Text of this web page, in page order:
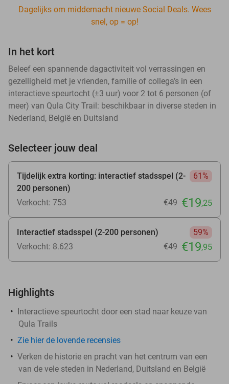
Dagelijks om middernacht nieuwe Social Deals. Wees
snel, op = op!
In het kort
Beleef een spannende dagactiviteit vol verrassingen en
gezelligheid met je vrienden, familie of collega’s in een
interactieve speurtocht (±3 uur) voor 2 tot 6 personen (of
meer) van Qula City Trail: beschikbaar in diverse steden in
Nederland, België en Duitsland
Selecteer jouw deal
Tijdelijk extra korting: interactief stadsspel (2-
200 personen)
61%
Verkocht: 753 €49 €19,25
Interactief stadsspel (2-200 personen)
59%
Verkocht: 8.623
€49 €19,95
Highlights
Interactieve speurtocht door een stad naar keuze van
Qula Trails
Zie hier de lovende recensies
Verken de historie en pracht van het centrum van een
van de vele steden in Nederland, Duitsland en België